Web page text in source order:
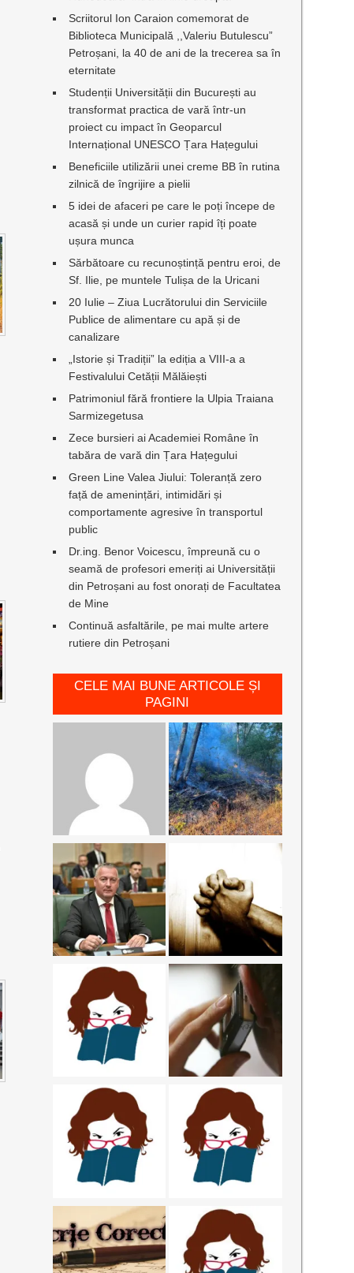
Scriitorul Ion Caraion comemorat de
Biblioteca Municipală ,,Valeriu Butulescu”
Petroșani, la 40 de ani de la trecerea sa în
eternitate
Studenții Universității din București au
transformat practica de vară într-un
proiect cu impact în Geoparcul
Internațional UNESCO Țara Hațegului
Beneficiile utilizării unei creme BB în rutina
zilnică de îngrijire a pielii
5 idei de afaceri pe care le poți începe de
acasă și unde un curier rapid îți poate
ușura munca
Sărbătoare cu recunoștință pentru eroi, de
Sf. Ilie, pe muntele Tulișa de la Uricani
20 Iulie – Ziua Lucrătorului din Serviciile
Publice de alimentare cu apă și de
canalizare
„Istorie și Tradiții” la ediția a VIII-a a
Festivalului Cetății Mălăiești
Patrimoniul fără frontiere la Ulpia Traiana
Sarmizegetusa
Zece bursieri ai Academiei Române în
tabăra de vară din Țara Hațegului
Green Line Valea Jiului: Toleranță zero
față de amenințări, intimidări și
comportamente agresive în transportul
public
Dr.ing. Benor Voicescu, împreună cu o
seamă de profesori emeriți ai Universității
din Petroșani au fost onorați de Facultatea
de Mine
Continuă asfaltările, pe mai multe artere
rutiere din Petroșani
CELE MAI BUNE ARTICOLE ȘI
PAGINI